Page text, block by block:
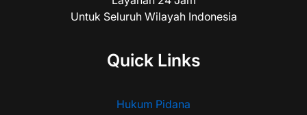
Untuk Seluruh Wilayah Indonesia
Quick Links
Hukum Pidana